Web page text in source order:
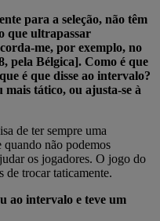
para a seleção, não têm
que ultrapassar
me, por exemplo, no
pela Bélgica]. Como é que
é que disse ao intervalo?
tático, ou ajusta-se à
de ter sempre uma
não podemos
os jogadores. O jogo do
de trocar taticamente.
ao intervalo e teve um